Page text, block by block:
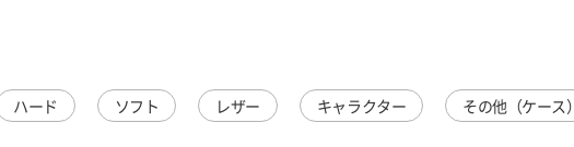
ハード ソフト レザー キャラクター その他（ケース）